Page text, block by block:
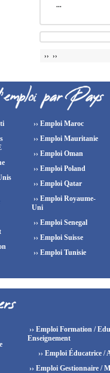
...
›› ››
›› Emploi Maroc
›› Emploi Mauritanie
›› Emploi Oman
›› Emploi Poland
›› Emploi Qatar
›› Emploi Royaume-
Uni
›› Emploi Senegal
›› Emploi Suisse
›› Emploi Tunisie
›› Emploi Formation /
Enseignement
›› Emploi Éducatrice /
›› Emploi Gestionnaire /